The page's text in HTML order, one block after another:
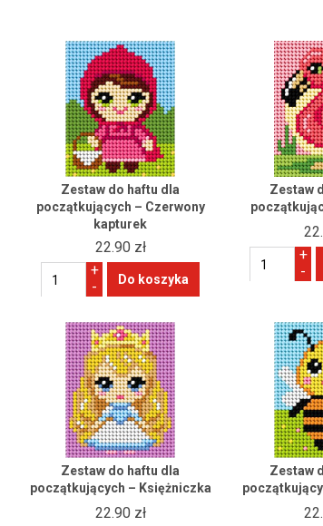
Zestaw do haftu dla
początkujących – Czerwony
kapturek
22.90 zł
+
-
Zestaw
+
-
Zestaw do haftu dla
początkujących – Księżniczka
22.90 zł
Zestaw